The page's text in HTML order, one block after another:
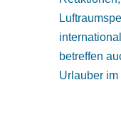
betreffen
Urlauber